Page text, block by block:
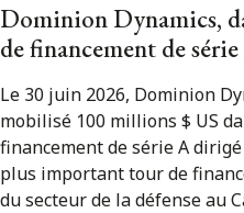
Dominion Dynamics,
de financement de
Le 30 juin 2026, Dominion
mobilisé 100 millions $ US
financement de série A
plus important tour de
du secteur de la défense au